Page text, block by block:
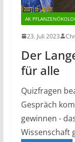
AK
23. Juli 2023
Der
für alle
Quizfragen
Gespräch
gewinnen -
Wissenschaft